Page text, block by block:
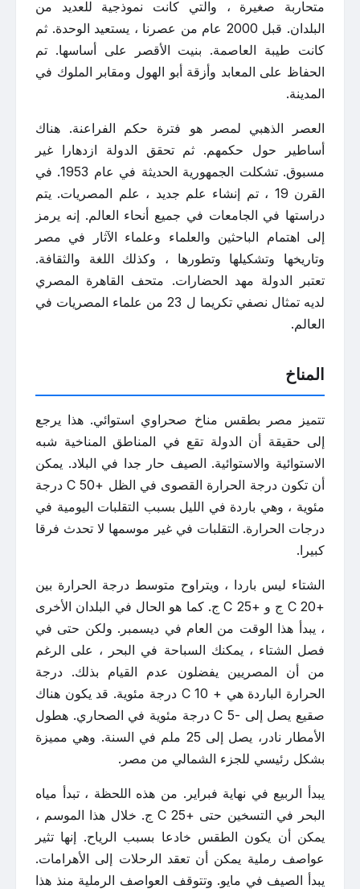
متحاربة صغيرة ، والتي كانت نموذجية للعديد من
البلدان. قبل 2000 عام من عصرنا ، يستعيد الوحدة. ثم
كانت طيبة العاصمة. بنيت الأقصر على أساسها. تم
الحفاظ على المعابد وأزقة أبو الهول ومقابر الملوك في
المدينة.
العصر الذهبي لمصر هو فترة حكم الفراعنة. هناك
أساطير حول حكمهم. ثم تحقق الدولة ازدهارا غير
مسبوق. تشكلت الجمهورية الحديثة في عام 1953. في
القرن 19 ، تم إنشاء علم جديد ، علم المصريات. يتم
دراستها في الجامعات في جميع أنحاء العالم. إنه يرمز
إلى اهتمام الباحثين والعلماء وعلماء الآثار في مصر
وتاريخها وتشكيلها وتطورها ، وكذلك اللغة والثقافة.
تعتبر الدولة مهد الحضارات. متحف القاهرة المصري
لديه تمثال نصفي تكريما ل 23 من علماء المصريات في
العالم.
المناخ
تتميز مصر بطقس مناخ صحراوي استوائي. هذا يرجع
إلى حقيقة أن الدولة تقع في المناطق المناخية شبه
الاستوائية والاستوائية. الصيف حار جدا في البلاد. يمكن
أن تكون درجة الحرارة القصوى في الظل +50 C درجة
مئوية ، وهي باردة في الليل بسبب التقلبات اليومية في
درجات الحرارة. التقلبات في غير موسمها لا تحدث فرقا
كبيرا.
الشتاء ليس باردا ، ويتراوح متوسط درجة الحرارة بين
+20 C ج و +25 C ج. كما هو الحال في البلدان الأخرى
، يبدأ هذا الوقت من العام في ديسمبر. ولكن حتى في
فصل الشتاء ، يمكنك السباحة في البحر ، على الرغم
من أن المصريين يفضلون عدم القيام بذلك. درجة
الحرارة الباردة هي + 10 C درجة مئوية. قد يكون هناك
صقيع يصل إلى -5 C درجة مئوية في الصحاري. هطول
الأمطار نادر، يصل إلى 25 ملم في السنة. وهي مميزة
بشكل رئيسي للجزء الشمالي من مصر.
يبدأ الربيع في نهاية فبراير. من هذه اللحظة ، تبدأ مياه
البحر في التسخين حتى +25 C ج. خلال هذا الموسم ،
يمكن أن يكون الطقس خادعا بسبب الرياح. إنها تثير
عواصف رملية يمكن أن تعقد الرحلات إلى الأهرامات.
يبدأ الصيف في مايو. وتتوقف العواصف الرملية منذ هذا